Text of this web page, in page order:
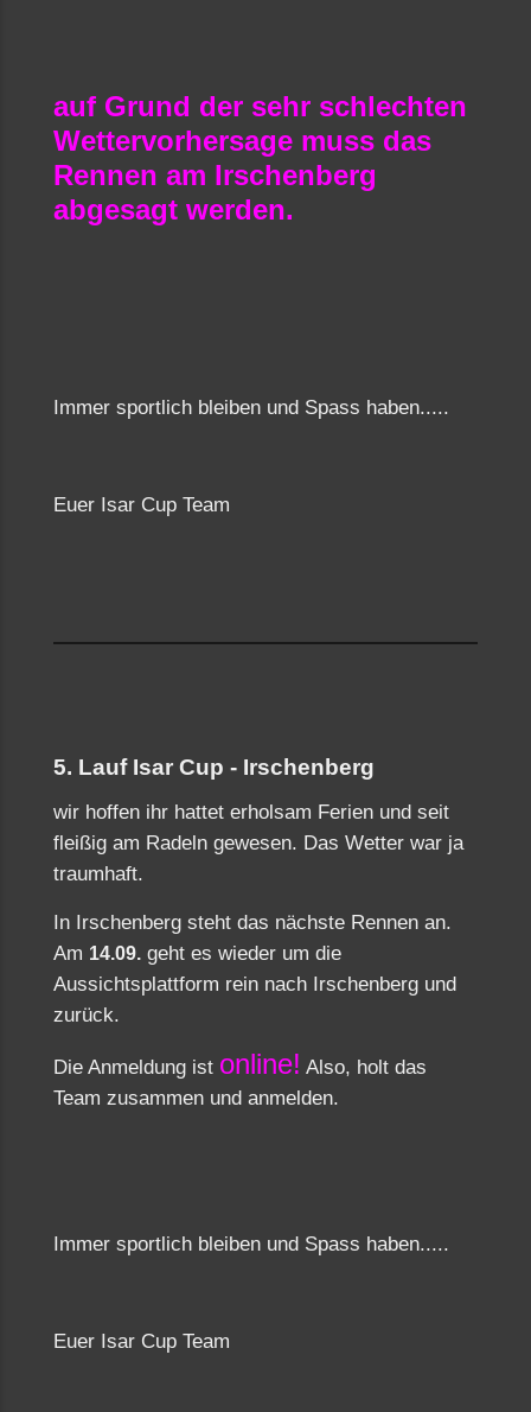
auf Grund der sehr schlechten
Wettervorhersage muss das
Rennen am Irschenberg
abgesagt werden.
Immer sportlich bleiben und Spass haben.....
Euer Isar Cup Team
5. Lauf Isar Cup - Irschenberg
wir hoffen ihr hattet erholsam Ferien und seit
fleißig am Radeln gewesen. Das Wetter war ja
traumhaft.
In Irschenberg steht das nächste Rennen an.
Am 14.09. geht es wieder um die
Aussichtsplattform rein nach Irschenberg und
zurück.
Die Anmeldung ist online! Also, holt das
Team zusammen und anmelden.
Immer sportlich bleiben und Spass haben.....
Euer Isar Cup Team